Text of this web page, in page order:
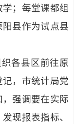
；每堂课都组
县作为试点县
各县区前往原
，市统计局党
强调要在实际
现报表指标、